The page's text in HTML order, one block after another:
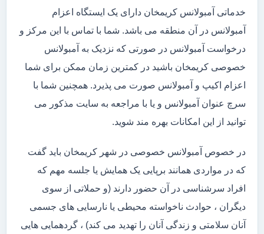
خدماتی آمبولانس کریمخان دارای یک ایستگاه اعزام
آمبولانس در آن منطقه می باشد. شما با تماس با این مرکز و
درخواست آمبولانس در صورتی که نزدیک به آمبولانس
خصوصی کریمخان باشید در کمترین زمان ممکن برای شما
اعزام اکیپ و آمبولانس صورت می پذیرد. همچنین شما با
سرچ عنوان آمبولانس و یا با مراجعه به سایت مذکور می
توانید از این امکانات بهره مند شوید.
در خصوص آمبولانس خصوصی در شهر کریمخان باید گفت
که در مواردی همانند برپایی یک همایش یا جلسه مهم که
افراد سرشناسی در آن حضور دارند (و حملاتی از سوی
دیگران ، حوادث ناخواسته محیطی یا نارسایی های جسمی
آنان سلامتی و زندگی آنان را تهدید می کند) ، گردهمایی هایی